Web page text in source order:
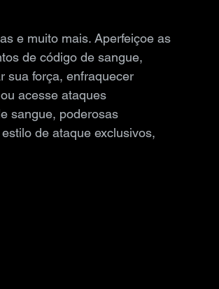
e muito mais. Aperfeiçoe as
de código de sangue,
sua força, enfraquecer
acesse ataques
sangue, poderosas
de ataque exclusivos,